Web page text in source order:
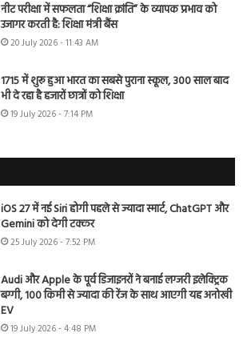
नीट परीक्षा में सफलता “शिक्षा क्रांति” के व्यापक प्रभाव को
उजागर करती है: शिक्षा मंत्री बैंस
20 July 2026 - 11:43 AM
1715 में शुरू हुआ भारत का सबसे पुराना स्कूल, 300 साल बाद
भी दे रहा है हजारों छात्रों को शिक्षा
19 July 2026 - 7:14 PM
iOS 27 में नई Siri होगी पहले से ज्यादा स्मार्ट, ChatGPT और
Gemini को देगी टक्कर
25 July 2026 - 7:52 PM
Audi और Apple के पूर्व डिजाइनरों ने बनाई लग्जरी इलेक्ट्रिक
बग्गी, 100 किमी से ज्यादा की रेंज के साथ आएगी यह अनोखी
EV
19 July 2026 - 4:48 PM